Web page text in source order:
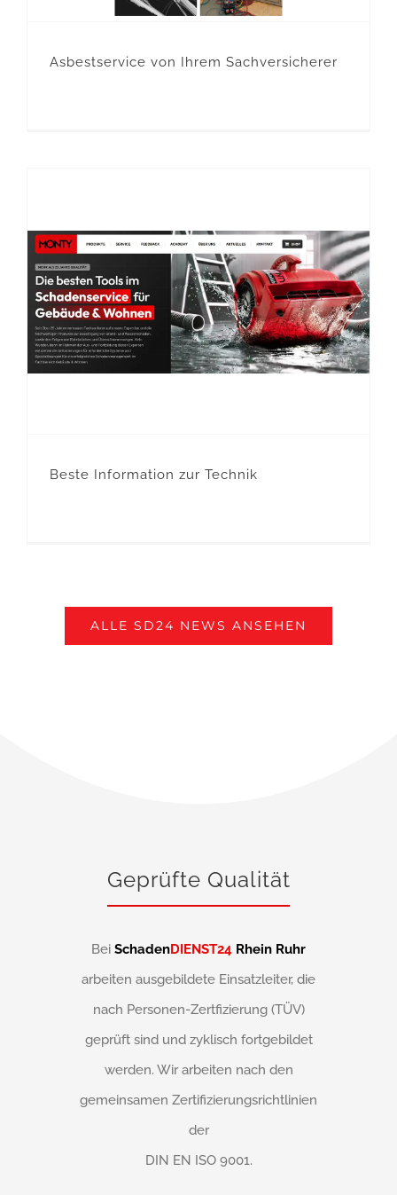
Asbestservice von Ihrem Sachversicherer
Beste Information zur Technik
ALLE SD24 NEWS ANSEHEN
Geprüfte Qualität
Bei SchadenDIENST24 Rhein Ruhr
arbeiten ausgebildete Einsatzleiter, die
nach Personen-Zertfizierung (TÜV)
geprüft sind und zyklisch fortgebildet
werden. Wir arbeiten nach den
gemeinsamen Zertifizierungsrichtlinien
der
DIN EN ISO 9001.